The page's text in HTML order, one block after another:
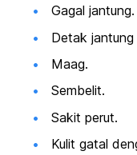
Gagal jantung.
Detak
Maag.
Sembelit.
Sakit perut.
Kulit gatal